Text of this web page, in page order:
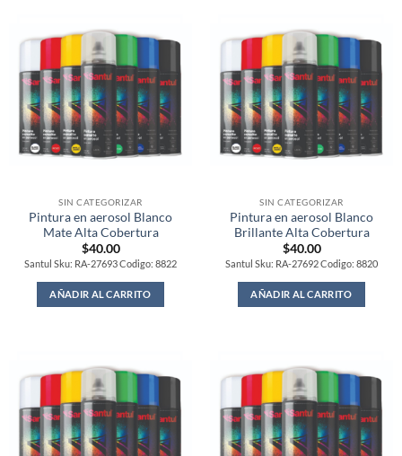
SIN CATEGORIZAR
Pintura en aerosol Blanco
Mate Alta Cobertura
$40.00
Santul Sku: RA-27693 Codigo: 8822
AÑADIR AL CARRITO
SIN CATEGORIZAR
Pintura en aerosol Blanco
Brillante Alta Cobertura
$40.00
Santul Sku: RA-27692 Codigo: 8820
AÑADIR AL CARRITO